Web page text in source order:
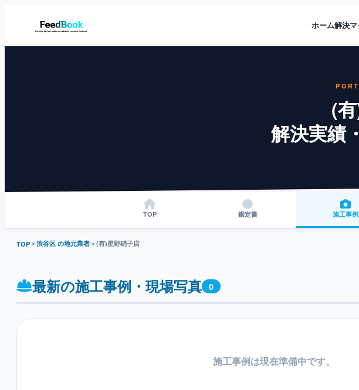
ホーム解決
(
解決実績
TOP 鑑定書 施工事例
TOP＞渋谷区 の地元業者＞(有)星野硝子店
最新の施工事例・現場写真 0
施工事例は現在準備中です。